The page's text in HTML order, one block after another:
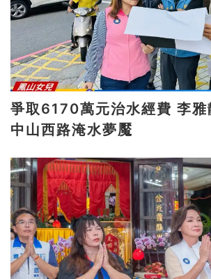
爭取6170萬元治水經費 李雅靜盼終結鳳山
中山西路淹水夢魘